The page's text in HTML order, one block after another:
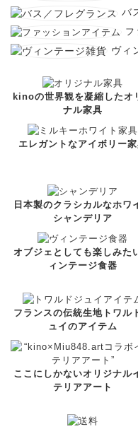
バ
フ
ヴィ
kinoの世界観を凝縮したオ
ナル家具
エレガントなアイボリー
日本製のクラシカルなホワ
シャンデリア
オブジェとしても楽しみた
ィンテージ食器
フランスの伝統生地トワル
ュイのアイテム
ここにしかないオリジナル
テリアアート